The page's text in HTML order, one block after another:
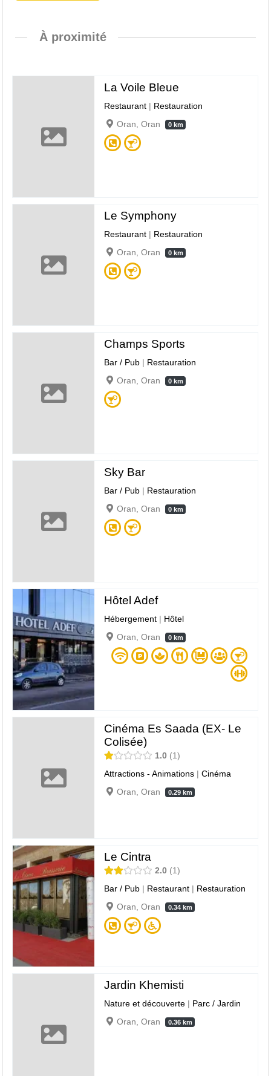
À proximité
La Voile Bleue
Restaurant | Restauration
Oran, Oran
0 km
Le Symphony
Restaurant | Restauration
Oran, Oran
0 km
Champs Sports
Bar / Pub | Restauration
Oran, Oran
0 km
Sky Bar
Bar / Pub | Restauration
Oran, Oran
0 km
Hôtel Adef
Hébergement | Hôtel
Oran, Oran
0 km
Cinéma Es Saada (EX- Le
Colisée)
1.0
1
Attractions - Animations |Cinéma
Oran, Oran
0.29 km
Le Cintra
2.0
1
Bar / Pub | Restaurant | Restauration
Oran, Oran
0.34 km
Jardin Khemisti
Nature et découverte | Parc / Jardin
Oran, Oran
0.36 km